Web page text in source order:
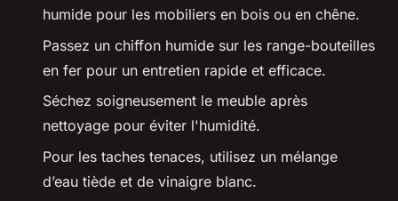
humide pour les mobiliers en bois ou en chêne.
Passez un chiffon humide sur les range-bouteilles
en fer pour un entretien rapide et efficace.
Séchez soigneusement le meuble après
nettoyage pour éviter l'humidité.
Pour les taches tenaces, utilisez un mélange
d’eau tiède et de vinaigre blanc.